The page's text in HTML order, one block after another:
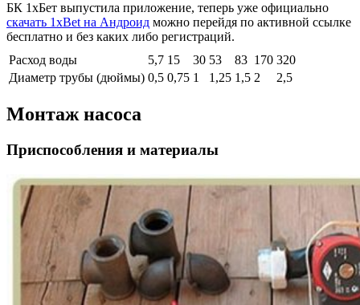
БК 1хБет выпустила приложение, теперь уже официально
скачать 1xBet на Андроид можно перейдя по активной ссылке
бесплатно и без каких либо регистраций.
Расход воды
5,7 15 30 53 83 170 320
Диаметр трубы (дюймы) 0,5 0,75 1 1,25 1,5 2 2,5
Монтаж насоса
Приспособления и материалы